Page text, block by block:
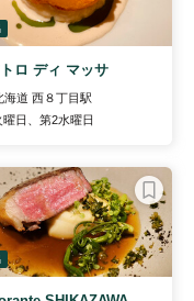
ロ ディ マッサ
海道 西８丁目駅
曜日、第2水曜日